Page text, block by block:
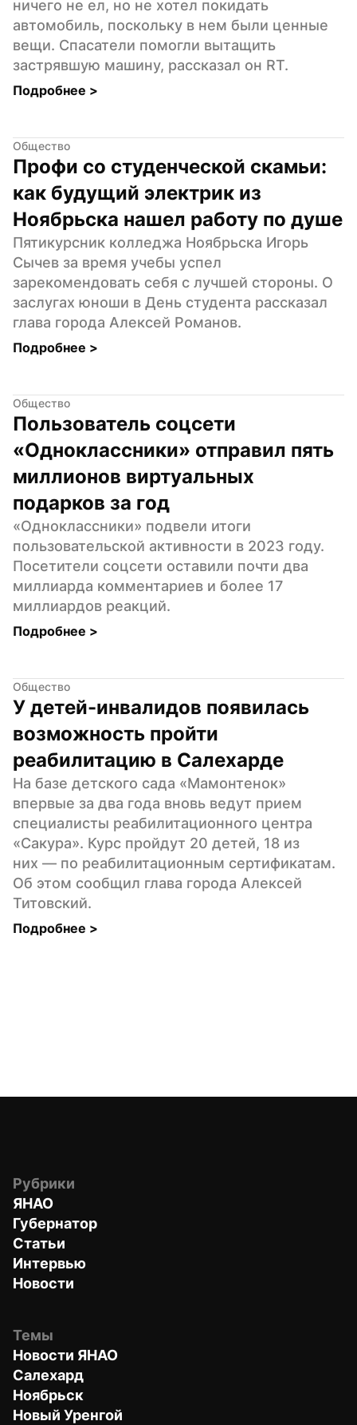
ничего не ел, но не хотел покидать
автомобиль, поскольку в нем были ценные
вещи. Спасатели помогли вытащить
застрявшую машину, рассказал он RT.
Подробнее >
Общество
Профи со студенческой скамьи:
как будущий электрик из
Ноябрьска нашел работу по душе
Пятикурсник колледжа Ноябрьска Игорь
Сычев за время учебы успел
зарекомендовать себя с лучшей стороны. О
заслугах юноши в День студента рассказал
глава города Алексей Романов.
Подробнее >
Общество
Пользователь соцсети
«Одноклассники» отправил пять
миллионов виртуальных
подарков за год
«Одноклассники» подвели итоги
пользовательской активности в 2023 году.
Посетители соцсети оставили почти два
миллиарда комментариев и более 17
миллиардов реакций.
Подробнее >
Общество
У детей-инвалидов появилась
возможность пройти
реабилитацию в Салехарде
На базе детского сада «Мамонтенок»
впервые за два года вновь ведут прием
специалисты реабилитационного центра
«Сакура». Курс пройдут 20 детей, 18 из
них — по реабилитационным сертификатам.
Об этом сообщил глава города Алексей
Титовский.
Подробнее >
Рубрики
ЯНАО
Губернатор
Статьи
Интервью
Новости
Темы
Новости ЯНАО
Салехард
Ноябрьск
Новый Уренгой